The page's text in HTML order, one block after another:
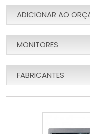
ADICIONAR AO
MONITORES
FABRICANTES